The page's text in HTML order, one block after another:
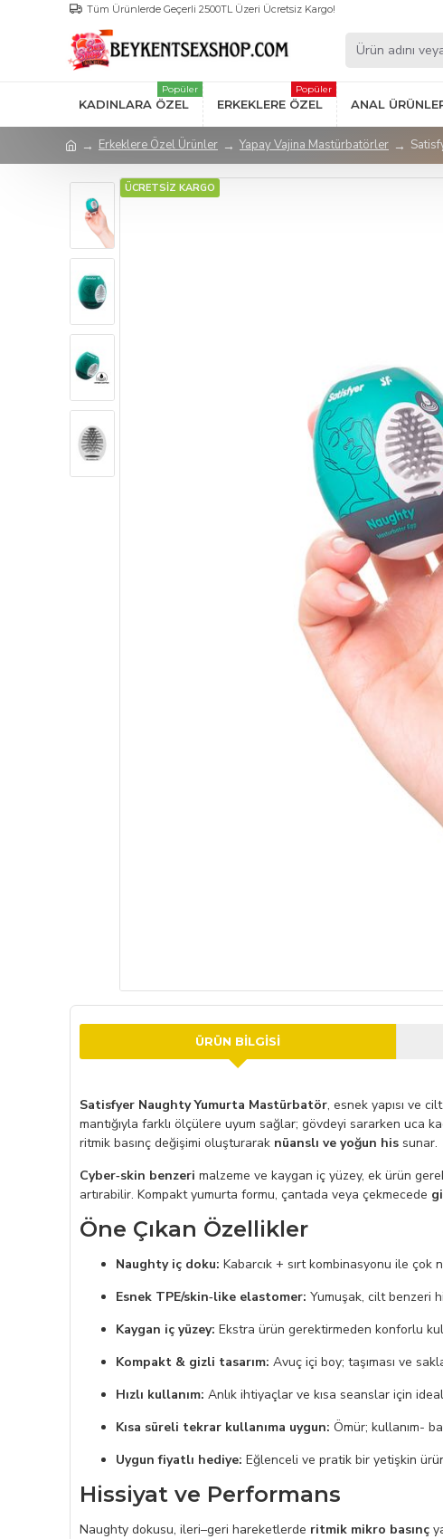
Tüm Ürünlerde Geçerli 2500TL Üzeri Ücretsiz Kargo!
KADINLARA ÖZEL
Popüler
ERKEKLERE ÖZEL
Popüler
ANAL
Erkeklere Özel Ürünler Yapay Vajina Mastürbatörler
ÜCRETSİZ KARGO
ÜRÜN BILGISI
Satisfyer Naughty Yumurta Mastürbatör, esnek yapısı ve
mantığıyla farklı ölçülere uyum sağlar; gövdeyi sararken uca
ritmik basınç değişimi oluşturarak nüanslı ve yoğun his sunar.
Cyber‑skin benzeri malzeme ve kaygan iç yüzey, ek ürün
artırabilir. Kompakt yumurta formu, çantada veya çekmecede
Öne Çıkan Özellikler
Naughty iç doku: Kabarcık + sırt kombinasyonu ile çok
Esnek TPE/skin‑like elastomer: Yumuşak, cilt benzeri
Kaygan iç yüzey: Ekstra ürün gerektirmeden konforlu
Kompakt & gizli tasarım: Avuç içi boy; taşıması ve
Hızlı kullanım: Anlık ihtiyaçlar ve kısa seanslar için ideal
Kısa süreli tekrar kullanıma uygun: Ömür; kullanım-
Uygun fiyatlı hediye: Eğlenceli ve pratik bir yetişkin
Hissiyat ve Performans
Naughty dokusu, ileri–geri hareketlerde ritmik mikro basınç